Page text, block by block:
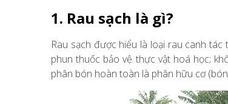
1. Rau sạch là gì?
Rau sạch được hiểu là loại rau canh
phun thuốc bảo vệ thực vật hoá học;
phân bón hoàn toàn là phân hữu cơ